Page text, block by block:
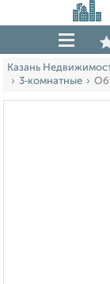
Казань
3‑комнатные